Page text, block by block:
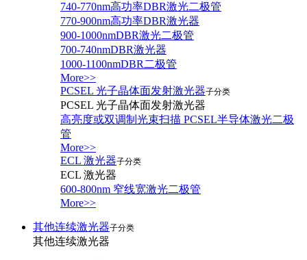
740-770nm高功率DBR激光二极管
770-900nm高功率DBR激光器
900-1000nmDBR激光二极管
700-740nmDBR激光器
1000-1100nmDBR二极管
More>>
PCSEL 光子晶体面发射激光器子分类
PCSEL 光子晶体面发射激光器
高亮度或双调制光束扫描 PCSEL半导体激光二极
管
More>>
ECL 激光器子分类
ECL 激光器
600-800nm 窄线宽激光二极管
More>>
其他连续激光器子分类
其他连续激光器